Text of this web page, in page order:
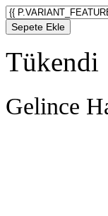
Sepete Ekle
Tükendi
Gelince